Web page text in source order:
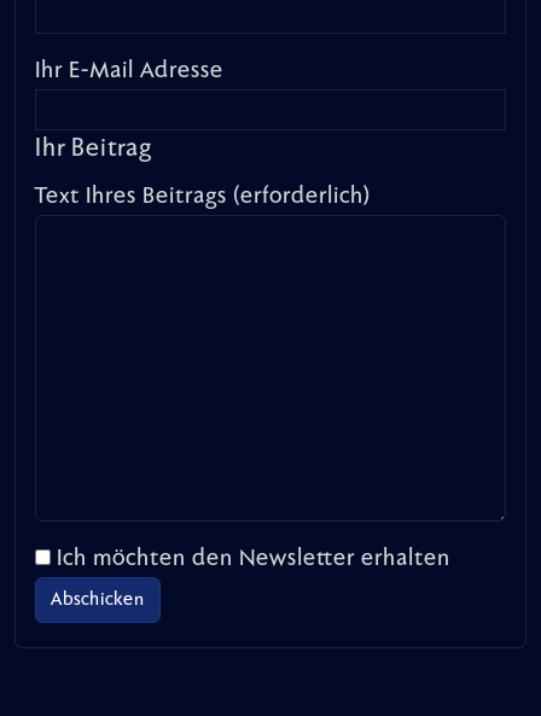
Ihr E-Mail Adresse
Ihr Beitrag
Text Ihres Beitrags (erforderlich)
Ich möchten den Newsletter erhalten